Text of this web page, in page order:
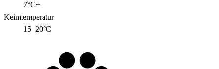
7°C+
Keimtemperatur
15–20°C